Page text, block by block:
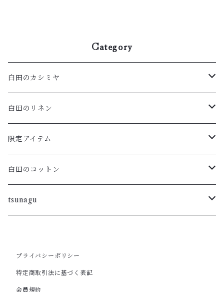
Category
白田のカシミヤ
アームウォーマー
マフラー・ストール
ハイネックプルオーバー・ボーダー
ラウンドカーディガン・ボーダー
ロングカーディガン
白田のリネン
ポロニット
ラウンドプルオーバー
重ねVプルオーバー
ワンピース
限定アイテム
Vネックフレンチスリーブ
白田のコットン
ラウンドネックカーディガン
VNプルオーバー
tsunagu
ポートネックチュニック
プライバシーポリシー
特定商取引法に基づく表記
会員規約